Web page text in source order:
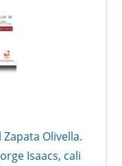
Olivella.
Isaacs, cali